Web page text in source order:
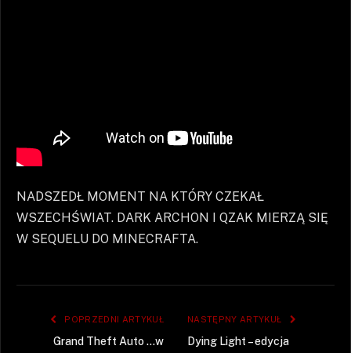
NADSZEDŁ MOMENT NA KTÓRY CZEKAŁ
WSZECHŚWIAT. DARK ARCHON I QZAK MIERZĄ SIĘ
W SEQUELU DO MINECRAFTA.
POPRZEDNI ARTYKUŁ
Grand Theft Auto …w
NASTĘPNY ARTYKUŁ
Dying Light – edycja